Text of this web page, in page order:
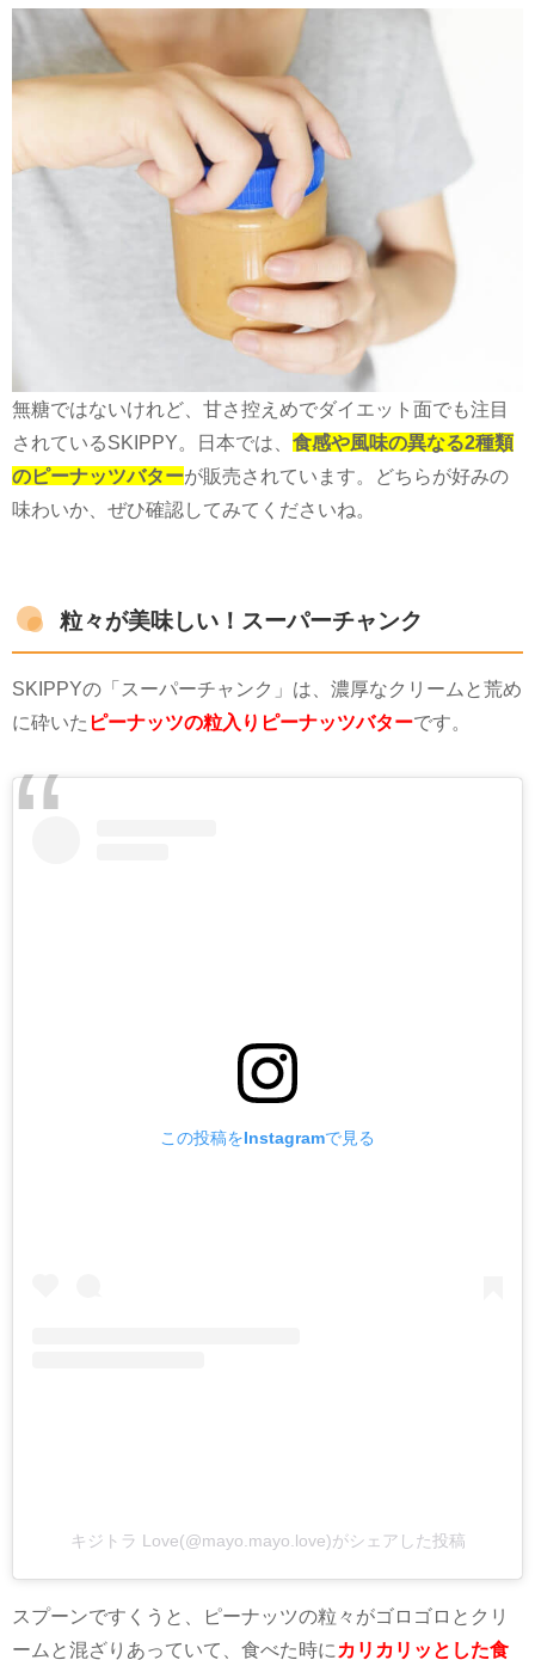
無糖ではないけれど、甘さ控えめでダイエット面でも注目
されているSKIPPY。日本では、 食感や風味の異なる2種類
のピーナッツバターが販売されています。どちらが好みの
味わいか、ぜひ確認してみてくださいね。
粒々が美味しい！スーパーチャンク
SKIPPYの「スーパーチャンク」は、濃厚なクリームと荒め
に砕いた ピーナッツの粒入りピーナッツバターです。
この投稿をInstagramで見る
キジトラ Love(@mayo.mayo.love)がシェアした投稿
スプーンですくうと、ピーナッツの粒々がゴロゴロとクリ
ームと混ざりあっていて、食べた時に カリカリッとした食